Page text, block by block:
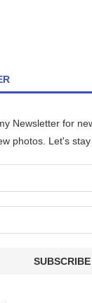
Newsletter for
photos. Let's